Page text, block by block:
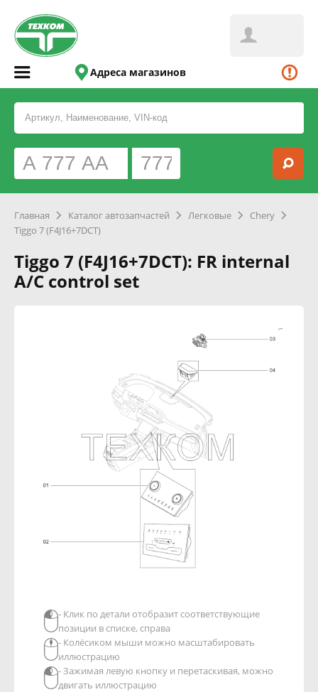
Адреса магазинов
Главная Каталог автозапчастей Легковые
Chery
Tiggo 7 (F4J16+7DCT)
Tiggo 7 (F4J16+7DCT): FR internal
A/C control set
- Клик по детали отобразит соответствующие
позиции в списке, справа
- Колёсиком мыши можно масштабировать
иллюстрацию
- Зажимая левую кнопку и перетаскивая, можно
двигать иллюстрацию